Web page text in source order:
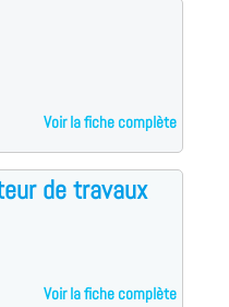
Voir la fiche complète
de travaux
Voir la fiche complète